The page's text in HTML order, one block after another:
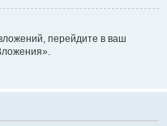
перейдите в ваш